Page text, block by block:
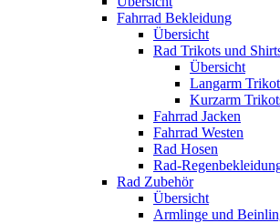
Fahrrad Bekleidung
Übersicht
Rad Trikots und
Übersicht
Langarm
Kurzarm
Fahrrad Jacken
Fahrrad Westen
Rad Hosen
Rad-
Rad Zubehör
Übersicht
Armlinge und